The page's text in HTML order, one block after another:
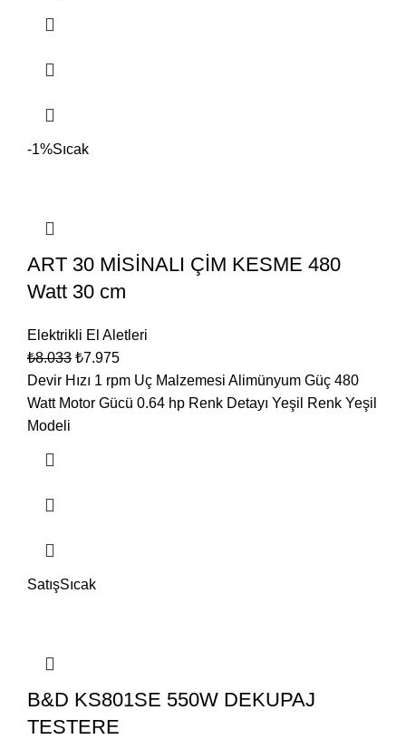
-1%Sıcak
ART 30 MİSİNALI ÇİM KESME 480
Watt 30 cm
Elektrikli El Aletleri
₺8.033 ₺7.975
Devir Hızı 1 rpm Uç Malzemesi Alimünyum Güç 480
Watt Motor Gücü 0.64 hp Renk Detayı Yeşil Renk Yeşil
Modeli
SatışSıcak
B&D KS801SE 550W DEKUPAJ
TESTERE